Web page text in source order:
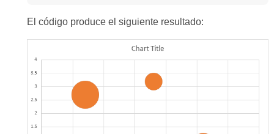
El código produce el siguiente resultado: